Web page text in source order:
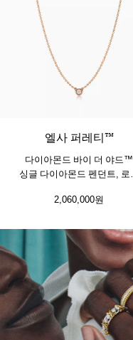
엘사 퍼레티™
다이아몬드 바이 더 야드™
싱글 다이아몬드 펜던트, 로즈
2,060,000원